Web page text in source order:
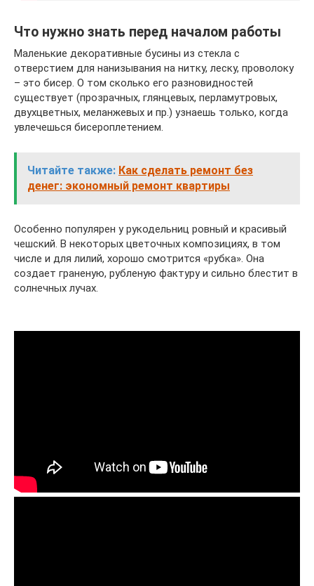
Что нужно знать перед началом работы
Маленькие декоративные бусины из стекла с
отверстием для нанизывания на нитку, леску, проволоку
– это бисер. О том сколько его разновидностей
существует (прозрачных, глянцевых, перламутровых,
двухцветных, меланжевых и пр.) узнаешь только, когда
увлечешься бисероплетением.
Читайте также: Как сделать ремонт без
денег: экономный ремонт квартиры
Особенно популярен у рукодельниц ровный и красивый
чешский. В некоторых цветочных композициях, в том
числе и для лилий, хорошо смотрится «рубка». Она
создает граненую, рубленую фактуру и сильно блестит в
солнечных лучах.